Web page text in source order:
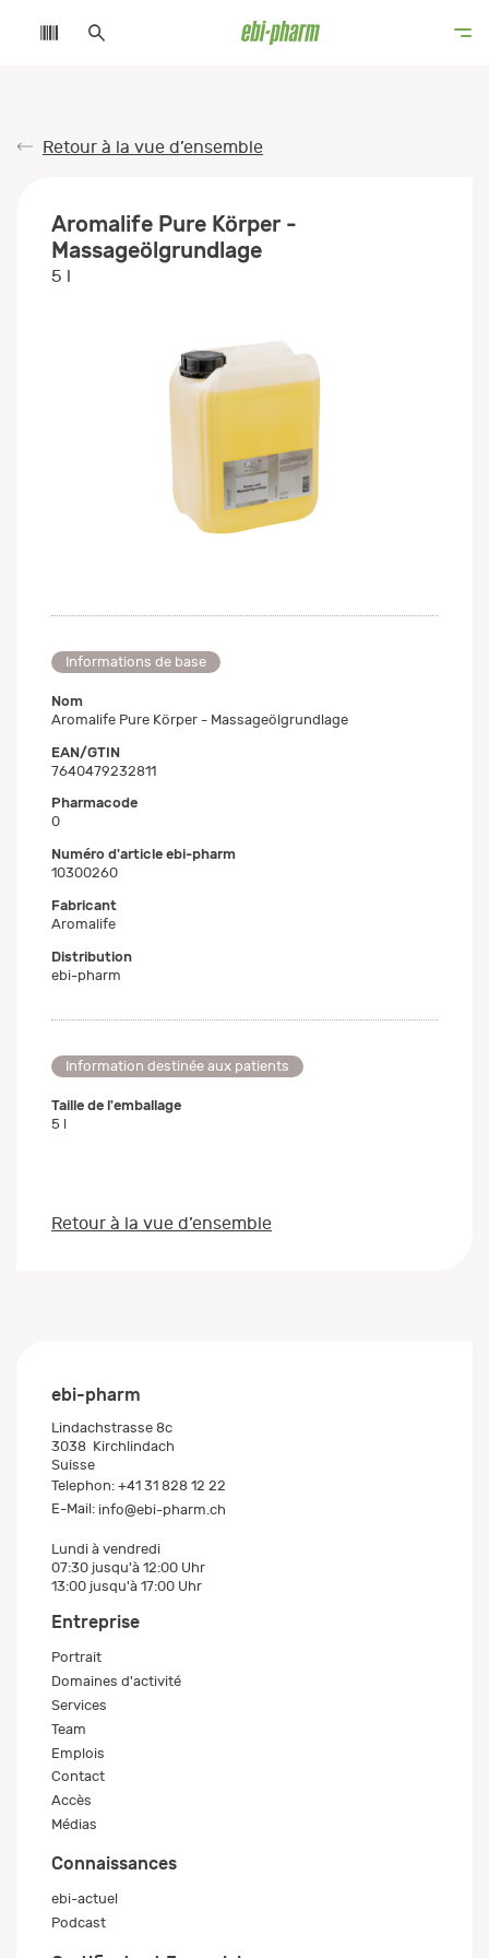
Retour à la vue d’ensemble
Aromalife Pure Körper -
Massageölgrundlage
5 l
Informations de base
Nom
Aromalife Pure Körper - Massageölgrundlage
EAN/GTIN
7640479232811
Pharmacode
0
Numéro d'article ebi-pharm
10300260
Fabricant
Aromalife
Distribution
ebi-pharm
Information destinée aux patients
Taille de l'emballage
5 l
Retour à la vue d’ensemble
ebi-pharm
Lindachstrasse 8c
3038 Kirchlindach
Suisse
Telephon: +41 31 828 12 22
E-Mail: info@ebi-pharm.ch
Lundi à vendredi
07:30 jusqu'à 12:00 Uhr
13:00 jusqu'à 17:00 Uhr
Entreprise
Portrait
Domaines d'activité
Services
Team
Emplois
Contact
Accès
Médias
Connaissances
ebi-actuel
Podcast